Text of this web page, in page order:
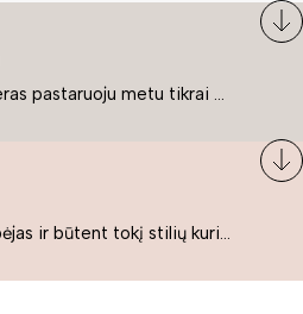
Modernios klasikos interjeras pastaruoju metu tikrai yra „ant bangos“. Tie, kurie nenori pernelyg nutolti nuo klasikos, bet drauge žavisi šiuolaikiškais sprendimais, su malonumu savo namuose kuria klasikos ir modernaus interjero tandemą – elegantišką, subtilų ir žavingą.
Jei esate prabangos gerbėjas ir būtent tokį stilių kuriate savo namuose ar biure, tuomet solidūs, prabangūs baldai nepriekaištingai įsilies į Jūsų kuriamą interjerą.